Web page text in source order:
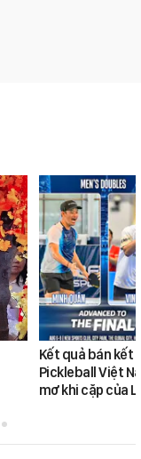
Kết quả bán kết
Pickleball Việt
mơ khi cặp của